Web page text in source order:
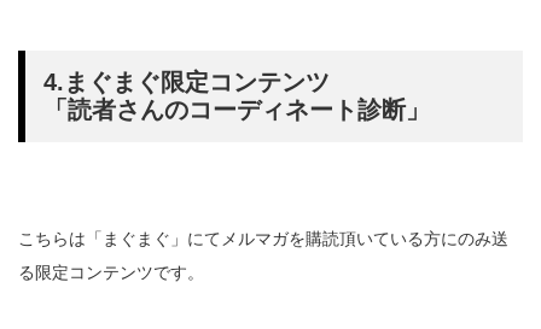
4.まぐまぐ限定コンテンツ
「読者さんのコーディネート診断」
こちらは「まぐまぐ」にてメルマガを購読頂いている方にのみ送
る限定コンテンツです。